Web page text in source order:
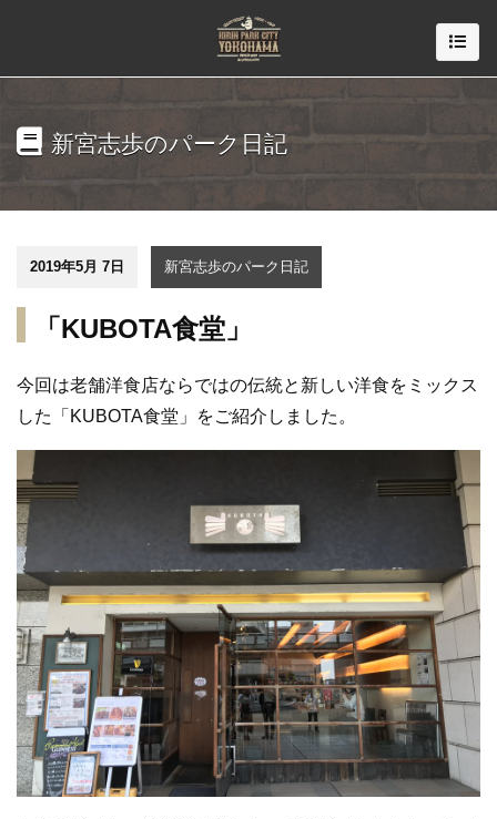
新宮志歩のパーク日記
2019年5月 7日 新宮志歩のパーク日記
「KUBOTA食堂」
今回は老舗洋食店ならではの伝統と新しい洋食をミックス
した「 KUBOTA食堂」 をご紹介しました。